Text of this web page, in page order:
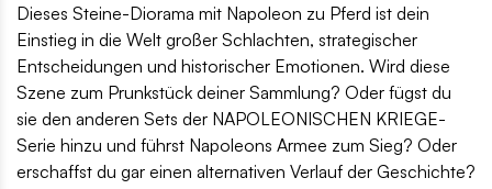
Dieses Steine-Diorama mit Napoleon zu Pferd ist dein
Einstieg in die Welt großer Schlachten, strategischer
Entscheidungen und historischer Emotionen. Wird diese
Szene zum Prunkstück deiner Sammlung? Oder fügst du
sie den anderen Sets der NAPOLEONISCHEN KRIEGE-
Serie hinzu und führst Napoleons Armee zum Sieg? Oder
erschaffst du gar einen alternativen Verlauf der Geschichte?